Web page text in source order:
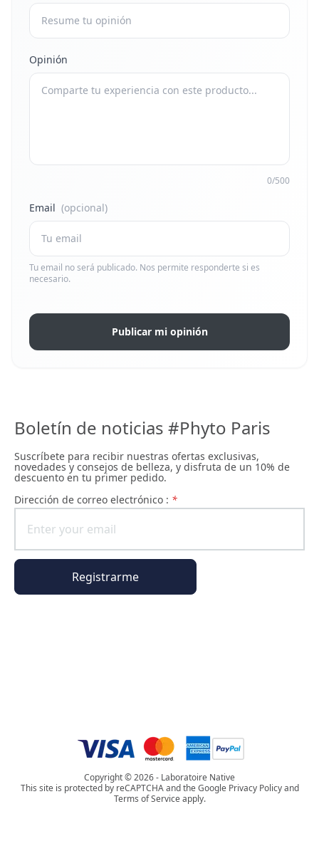
Opinión
0/500
Email (opcional)
Tu email no será publicado. Nos permite responderte si es
necesario.
Publicar mi opinión
Boletín de noticias #Phyto Paris
Suscríbete para recibir nuestras ofertas exclusivas,
novedades y consejos de belleza, y disfruta de un 10% de
descuento en tu primer pedido.
Dirección de correo electrónico : *
Registrarme
Copyright © 2026 - Laboratoire Native
This site is protected by reCAPTCHA and the Google Privacy Policy and
Terms of Service apply.